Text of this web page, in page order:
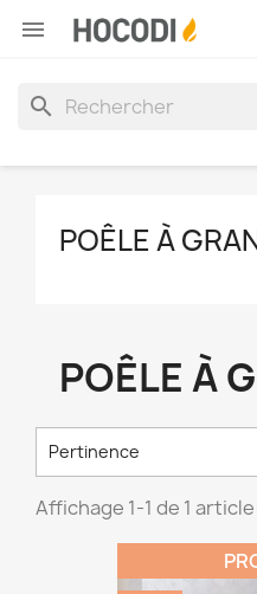

search
POÊLE À
POÊLE À
Pertinence
Affichage 1-1 de 1